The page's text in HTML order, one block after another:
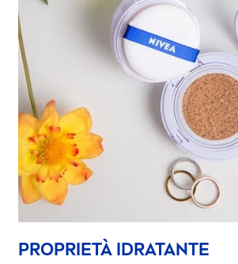
PROPRIETÀ IDRATANTE